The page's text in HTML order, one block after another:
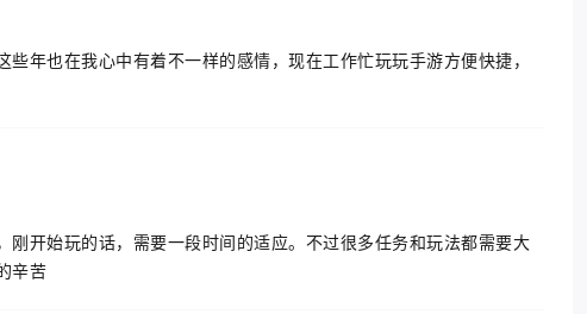
年也在我心中有着不一样的感情，现在工作忙玩玩手游方便快捷，
开始玩的话，需要一段时间的适应。不过很多任务和玩法都需要大
辛苦